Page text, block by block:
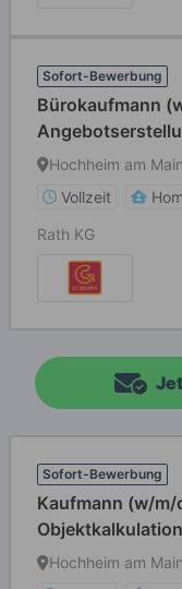
Sofort-Bewerbung
Bürokaufmann
Heizung /
Hochheim am Main
Vollzeit
Rath KG
Sofort-Bewerbung
Kaufmann (w/
Sanitärtechnik
Hochheim am Main